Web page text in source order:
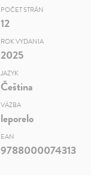
POČET STRÁN
12
ROK VYDANIA
2025
JAZYK
Čeština
VÄZBA
leporelo
EAN
9788000074313